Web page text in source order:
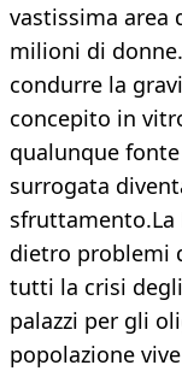
vastissima area
milioni di
condurre la
concepito in
qualunque
surrogata
sfruttamento.La
dietro problemi
tutti la crisi
palazzi per gli
popolazione